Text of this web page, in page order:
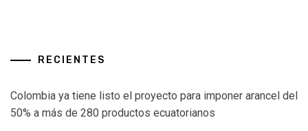
RECIENTES
Colombia ya tiene listo el proyecto para imponer arancel del
50% a más de 280 productos ecuatorianos